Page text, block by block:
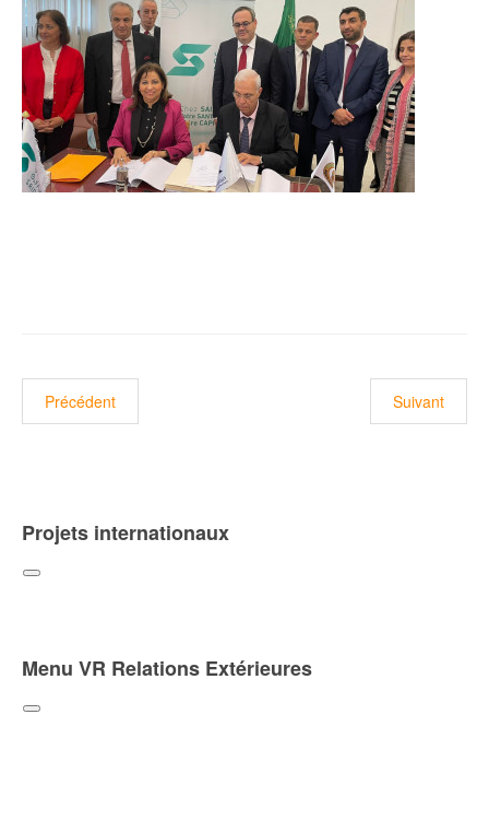
Article précédent : Lancement des ateliers à l'échelle locale, en
Précédent Article
Suivant
Projets internationaux
Menu VR Relations Extérieures